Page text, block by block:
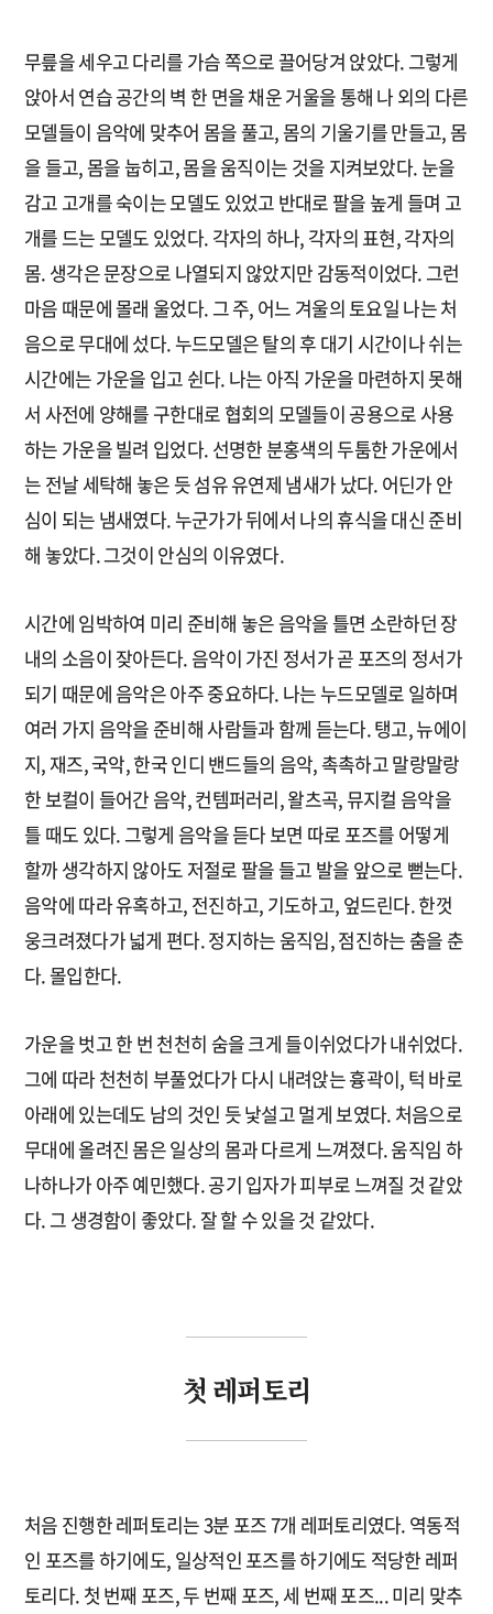
무릎을 세우고 다리를 가슴 쪽으로 끌어당겨 앉았다. 그렇게
앉아서 연습 공간의 벽 한 면을 채운 거울을 통해 나 외의 다른
모델들이 음악에 맞추어 몸을 풀고, 몸의 기울기를 만들고, 몸
을 들고, 몸을 눕히고, 몸을 움직이는 것을 지켜보았다. 눈을
감고 고개를 숙이는 모델도 있었고 반대로 팔을 높게 들며 고
개를 드는 모델도 있었다. 각자의 하나, 각자의 표현, 각자의
몸. 생각은 문장으로 나열되지 않았지만 감동적이었다. 그런
마음 때문에 몰래 울었다. 그 주, 어느 겨울의 토요일 나는 처
음으로 무대에 섰다. 누드모델은 탈의 후 대기 시간이나 쉬는
시간에는 가운을 입고 쉰다. 나는 아직 가운을 마련하지 못해
서 사전에 양해를 구한대로 협회의 모델들이 공용으로 사용
하는 가운을 빌려 입었다. 선명한 분홍색의 두툼한 가운에서
는 전날 세탁해 놓은 듯 섬유 유연제 냄새가 났다. 어딘가 안
심이 되는 냄새였다. 누군가가 뒤에서 나의 휴식을 대신 준비
해 놓았다. 그것이 안심의 이유였다.
시간에 임박하여 미리 준비해 놓은 음악을 틀면 소란하던 장
내의 소음이 잦아든다. 음악이 가진 정서가 곧 포즈의 정서가
되기 때문에 음악은 아주 중요하다. 나는 누드모델로 일하며
여러 가지 음악을 준비해 사람들과 함께 듣는다. 탱고, 뉴에이
지, 재즈, 국악, 한국 인디 밴드들의 음악, 촉촉하고 말랑말랑
한 보컬이 들어간 음악, 컨템퍼러리, 왈츠곡, 뮤지컬 음악을
틀 때도 있다. 그렇게 음악을 듣다 보면 따로 포즈를 어떻게
할까 생각하지 않아도 저절로 팔을 들고 발을 앞으로 뻗는다.
음악에 따라 유혹하고, 전진하고, 기도하고, 엎드린다. 한껏
웅크려졌다가 넓게 편다. 정지하는 움직임, 점진하는 춤을 춘
다. 몰입한다.
가운을 벗고 한 번 천천히 숨을 크게 들이쉬었다가 내쉬었다.
그에 따라 천천히 부풀었다가 다시 내려앉는 흉곽이, 턱 바로
아래에 있는데도 남의 것인 듯 낯설고 멀게 보였다. 처음으로
무대에 올려진 몸은 일상의 몸과 다르게 느껴졌다. 움직임 하
나하나가 아주 예민했다. 공기 입자가 피부로 느껴질 것 같았
다. 그 생경함이 좋았다. 잘 할 수 있을 것 같았다.
첫 레퍼토리
처음 진행한 레퍼토리는 3분 포즈 7개 레퍼토리였다. 역동적
인 포즈를 하기에도, 일상적인 포즈를 하기에도 적당한 레퍼
토리다. 첫 번째 포즈, 두 번째 포즈, 세 번째 포즈... 미리 맞추